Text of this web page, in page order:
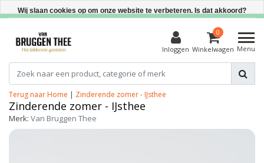
Direct uit voorraad leverbaar
Inloggen
0
Winkelwagen Menu
Terug naar Home | Zinderende zomer - IJsthee
Zinderende zomer - IJsthee
Merk: Van Bruggen Thee
Wij slaan cookies op om onze website te verbeteren. Is dat akkoord?
Meer over cookies »